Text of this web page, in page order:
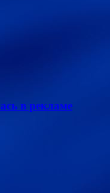
в рекламе